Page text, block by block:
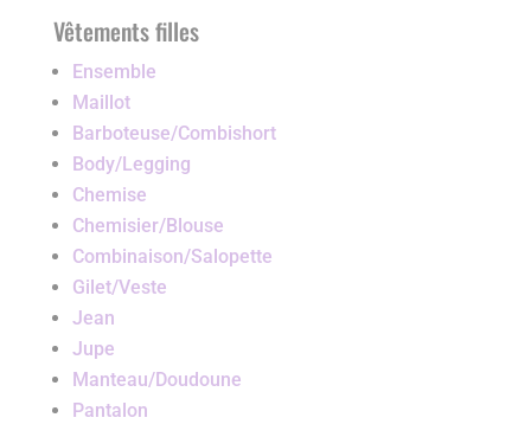
Vêtements filles
Ensemble
Maillot
Barboteuse/Combishort
Body/Legging
Chemise
Chemisier/Blouse
Combinaison/Salopette
Gilet/Veste
Jean
Jupe
Manteau/Doudoune
Pantalon